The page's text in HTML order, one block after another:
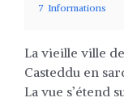
7 Informations
La vieille ville de
Casteddu en
La vue s’étend